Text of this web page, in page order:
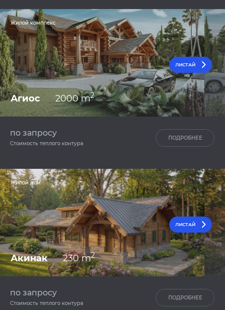
Жилой комплекс
ЛИСТАЙ
Агиос 2000 m2
по запросу
Стоимость теплого контура
ПОДРОБНЕЕ
Жилой дом
ЛИСТАЙ
Акинак 230 m2
по запросу
Стоимость теплого контура
ПОДРОБНЕЕ